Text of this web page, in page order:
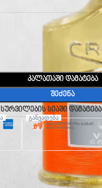
კალათაში დამატება
შეძენა
სურვილების სიაში დამატება
განვადება